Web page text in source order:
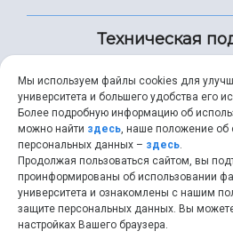
Техническая
+7 (846) 267-
Мы используем файлы cookies для
университета и большего удобства его
Более подробную информацию об
можно найти здесь, наше положение об
персональных данных – здесь.
Продолжая пользоваться сайтом, вы
проинформированы об использовании
университета и ознакомлены с нашим
защите персональных данных. Вы
настройках Вашего браузера.